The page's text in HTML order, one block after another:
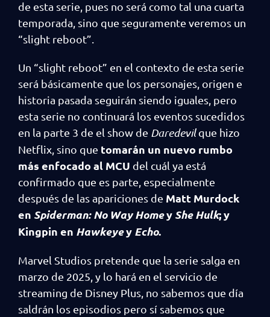
de esta serie, pues no será como tal una cuarta
temporada, sino que seguramente veremos un
“slight reboot”.
Un “slight reboot” en el contexto de esta serie
será básicamente que los personajes, origen e
historia pasada seguirán siendo iguales, pero
esta serie no continuará los eventos sucedidos
en la parte 3 de el show de Daredevilque hizo
Netflix, sino que tomarán un nuevo rumbo
más enfocado al MCU del cuál ya está
confirmado que es parte, especialmente
después de las apariciones de Matt Murdock
en Spiderman: No Way Homey She Hulk; y
Kingpin en Hawkeyey Echo.
Marvel Studios pretende que la serie salga en
marzo de 2025, y lo hará en el servicio de
streaming de Disney Plus, no sabemos que día
saldrán los episodios pero sí sabemos que